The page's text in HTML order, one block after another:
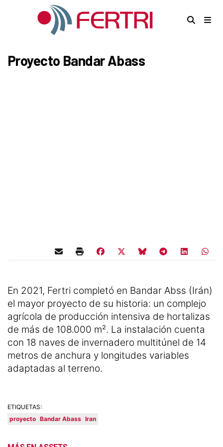
Proyecto Bandar Abass
En 2021, Fertri completó en Bandar Abss (Irán)
el mayor proyecto de su historia: un complejo
agrícola de producción intensiva de hortalizas
de más de 108.000 m². La instalación cuenta
con 18 naves de invernadero multitúnel de 14
metros de anchura y longitudes variables
adaptadas al terreno.
ETIQUETAS:
proyecto Bandar Abass Iran